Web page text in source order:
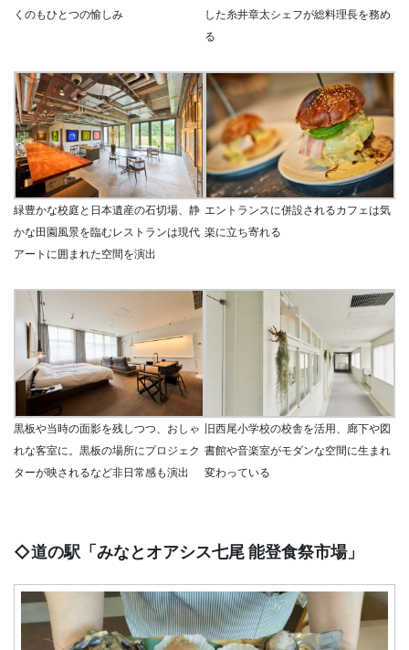
くのもひとつの愉しみ
した糸井章太シェフが総料理長を務め
る
緑豊かな校庭と日本遺産の石切場、静
かな田園風景を臨むレストランは現代
アートに囲まれた空間を演出
エントランスに併設されるカフェは気
楽に立ち寄れる
黒板や当時の面影を残しつつ、おしゃ
れな客室に。黒板の場所にプロジェク
ターが映されるなど非日常感も演出
旧西尾小学校の校舎を活用、廊下や図
書館や音楽室がモダンな空間に生まれ
変わっている
◇道の駅「みなとオアシス七尾 能登食祭市場」